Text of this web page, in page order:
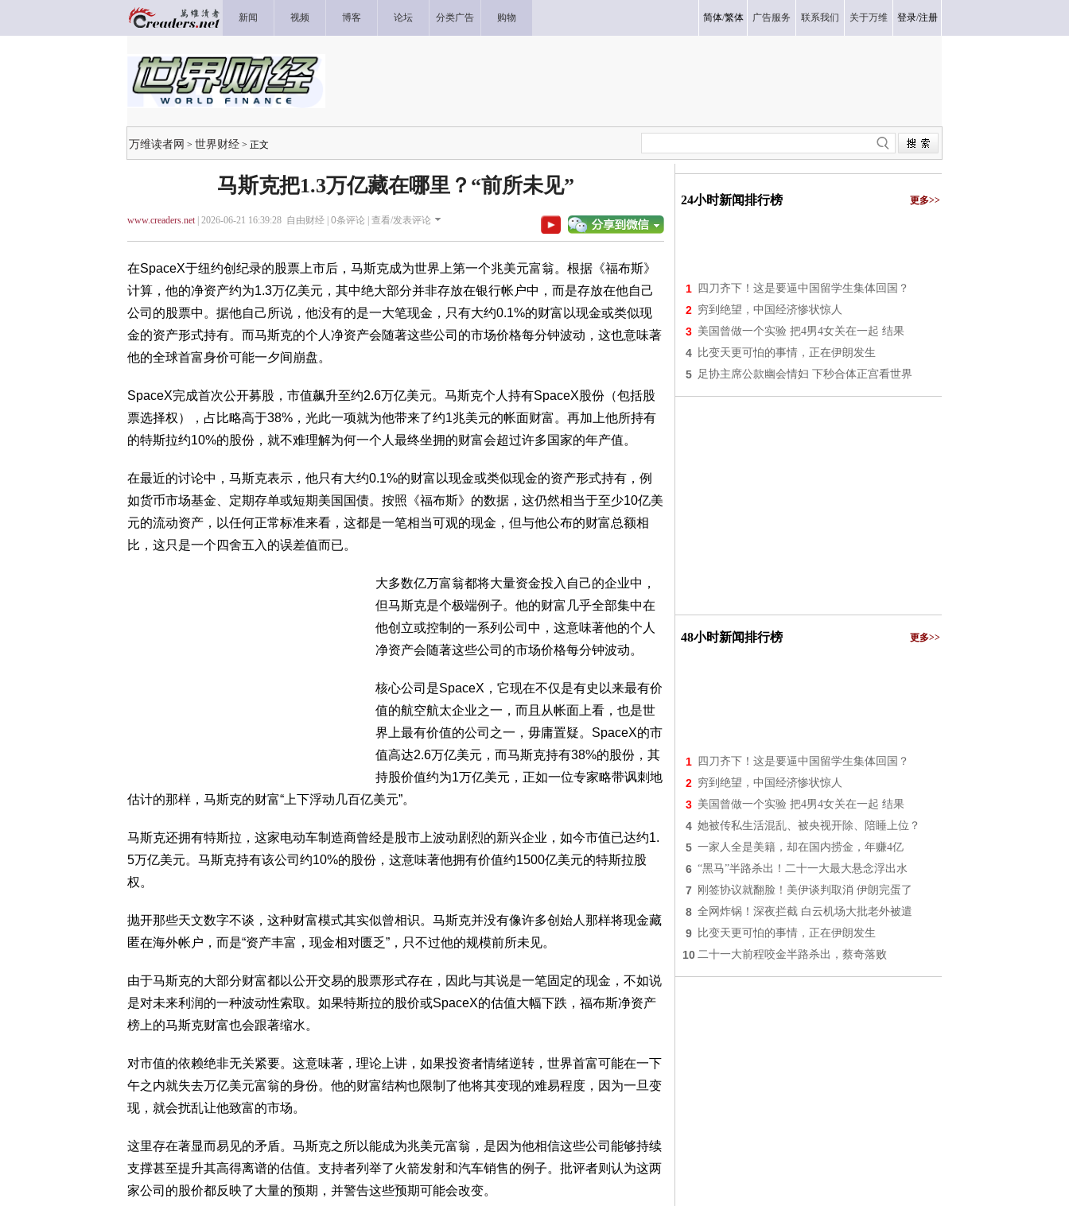
新闻 视频 博客 论坛 分类广告 购物 简体/繁体 广告服务 联系我们 关于万维 登录/注册
万维读者网 > 世界财经 > 正文
马斯克把1.3万亿藏在哪里？“前所未见”
www.creaders.net| 2026-06-21 16:39:28 自由财经 | 0条评论 | 查看/发表评论
在SpaceX于纽约创纪录的股票上市后，马斯克成为世界上第一个兆美元富翁。根据《福布斯》
计算，他的净资产约为1.3万亿美元，其中绝大部分并非存放在银行帐户中，而是存放在他自己
公司的股票中。据他自己所说，他没有的是一大笔现金，只有大约0.1%的财富以现金或类似现
金的资产形式持有。而马斯克的个人净资产会随著这些公司的市场价格每分钟波动，这也意味著
他的全球首富身价可能一夕间崩盘。
SpaceX完成首次公开募股，市值飙升至约2.6万亿美元。马斯克个人持有SpaceX股份（包括股
票选择权），占比略高于38%，光此一项就为他带来了约1兆美元的帐面财富。再加上他所持有
的特斯拉约10%的股份，就不难理解为何一个人最终坐拥的财富会超过许多国家的年产值。
在最近的讨论中，马斯克表示，他只有大约0.1%的财富以现金或类似现金的资产形式持有，例
如货币市场基金、定期存单或短期美国国债。按照《福布斯》的数据，这仍然相当于至少10亿美
元的流动资产，以任何正常标准来看，这都是一笔相当可观的现金，但与他公布的财富总额相
比，这只是一个四舍五入的误差值而已。
大多数亿万富翁都将大量资金投入自己的企业中，
但马斯克是个极端例子。他的财富几乎全部集中在
他创立或控制的一系列公司中，这意味著他的个人
净资产会随著这些公司的市场价格每分钟波动。
核心公司是SpaceX，它现在不仅是有史以来最有价
值的航空航太企业之一，而且从帐面上看，也是世
界上最有价值的公司之一，毋庸置疑。SpaceX的市
值高达2.6万亿美元，而马斯克持有38%的股份，其
持股价值约为1万亿美元，正如一位专家略带讽刺地
估计的那样，马斯克的财富“上下浮动几百亿美元”。
马斯克还拥有特斯拉，这家电动车制造商曾经是股市上波动剧烈的新兴企业，如今市值已达约1.
5万亿美元。马斯克持有该公司约10%的股份，这意味著他拥有价值约1500亿美元的特斯拉股
权。
抛开那些天文数字不谈，这种财富模式其实似曾相识。马斯克并没有像许多创始人那样将现金藏
匿在海外帐户，而是“资产丰富，现金相对匮乏”，只不过他的规模前所未见。
由于马斯克的大部分财富都以公开交易的股票形式存在，因此与其说是一笔固定的现金，不如说
是对未来利润的一种波动性索取。如果特斯拉的股价或SpaceX的估值大幅下跌，福布斯净资产
榜上的马斯克财富也会跟著缩水。
对市值的依赖绝非无关紧要。这意味著，理论上讲，如果投资者情绪逆转，世界首富可能在一下
午之内就失去万亿美元富翁的身份。他的财富结构也限制了他将其变现的难易程度，因为一旦变
现，就会扰乱让他致富的市场。
这里存在著显而易见的矛盾。马斯克之所以能成为兆美元富翁，是因为他相信这些公司能够持续
支撑甚至提升其高得离谱的估值。支持者列举了火箭发射和汽车销售的例子。批评者则认为这两
家公司的股价都反映了大量的预期，并警告这些预期可能会改变。
24小时新闻排行榜 更多>>
1 四刀齐下！这是要逼中国留学生集体回国？
2 穷到绝望，中国经济惨状惊人
3 美国曾做一个实验 把4男4女关在一起 结果
4 比变天更可怕的事情，正在伊朗发生
5 足协主席公款幽会情妇 下秒合体正宫看世界
48小时新闻排行榜 更多>>
1 四刀齐下！这是要逼中国留学生集体回国？
2 穷到绝望，中国经济惨状惊人
3 美国曾做一个实验 把4男4女关在一起 结果
4 她被传私生活混乱、被央视开除、陪睡上位？
5 一家人全是美籍，却在国内捞金，年赚4亿
6 “黑马”半路杀出！二十一大最大悬念浮出水
7 刚签协议就翻脸！美伊谈判取消 伊朗完蛋了
8 全网炸锅！深夜拦截 白云机场大批老外被遣
9 比变天更可怕的事情，正在伊朗发生
10 二十一大前程咬金半路杀出，蔡奇落败